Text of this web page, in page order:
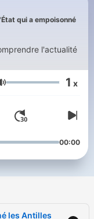
qui a empoisonné
l'actualité
Volumen 1 x
00:00
les Antilles